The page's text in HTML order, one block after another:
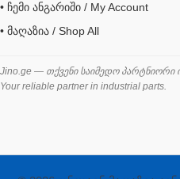
შესაფუთი მანქანა ვაკუმით
შლანგი
საწვავის შლანგი
• ჩემი ანგარიში / My Account
• მაღაზია / Shop All
Jino.ge — თქვენი საიმედო პარტნიორი
Your reliable partner in industrial parts.